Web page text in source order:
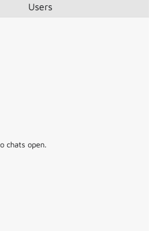
Users
chats open.